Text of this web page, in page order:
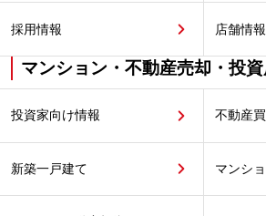
採用情報 店舗情報
マンション・不動産売却・投
投資家向け情報 不動産
新築一戸建て マンシ